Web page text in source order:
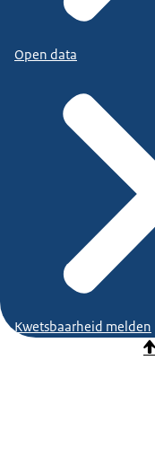
Open data
Kwetsbaarheid melden